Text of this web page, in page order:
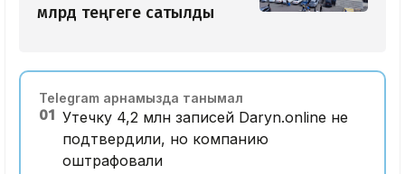
млрд теңгеге сатылды
Telegram арнамызда танымал
01 Утечку 4,2 млн записей Daryn.online не
подтвердили, но компанию
оштрафовали